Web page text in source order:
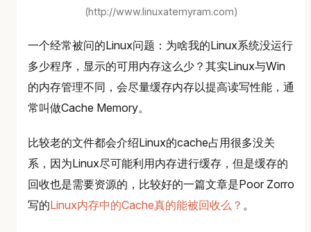
(http://www.linuxatemyram.com)
一个经常被问的Linux问题：为啥我的Linux系统没运行
多少程序，显示的可用内存这么少？其实Linux与Win
的内存管理不同，会尽量缓存内存以提高读写性能，通
常叫做Cache Memory。
比较老的文件都会介绍Linux的cache占用很多没关
系，因为Linux尽可能利用内存进行缓存，但是缓存的
回收也是需要资源的，比较好的一篇文章是Poor Zorro
写的Linux内存中的Cache真的能被回收么？ 。